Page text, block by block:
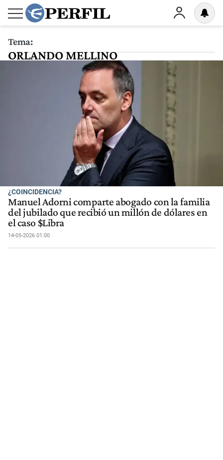
Tema:
ORLANDO MELLINO
¿COINCIDENCIA?
Manuel Adorni comparte abogado con la familia
del jubilado que recibió un millón de dólares en
el caso $Libra
14-05-2026 01:00